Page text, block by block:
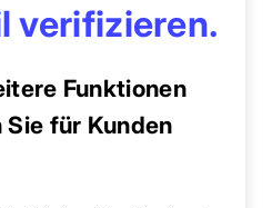
verifizieren.
Funktionen
für Kunden